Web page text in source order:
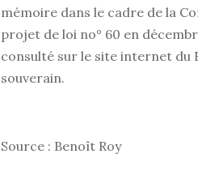
mémoire dans le cadre de la
projet de loi no° 60 en
consulté sur le site internet du
souverain.
Source : Benoît Roy